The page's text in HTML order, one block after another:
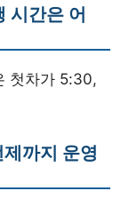
시간은 어
첫차가 5:30,
까지 운영